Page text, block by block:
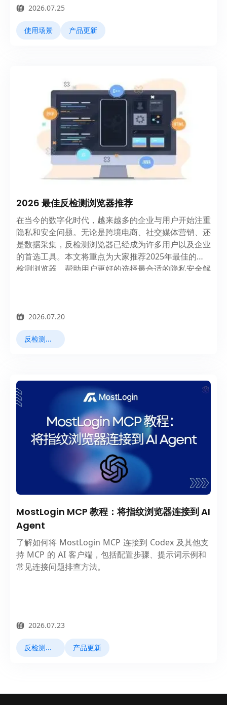
2026.07.25
使用场景 产品更新
2026 最佳反检测浏览器推荐
在当今的数字化时代，越来越多的企业与用户开始注重
隐私和安全问题。无论是跨境电商、社交媒体营销、还
是数据采集，反检测浏览器已经成为许多用户以及企业
的首选工具。本文将重点为大家推荐2025年最佳的反
检测浏览器，帮助用户更好的选择最合适的隐私安全解
2026.07.20
反检测浏览器
MostLogin MCP 教程：将指纹浏览器连接到 AI
Agent
了解如何将 MostLogin MCP 连接到 Codex 及其他支
持 MCP 的 AI 客户端，包括配置步骤、提示词示例和
常见连接问题排查方法。
2026.07.23
反检测浏览器 产品更新